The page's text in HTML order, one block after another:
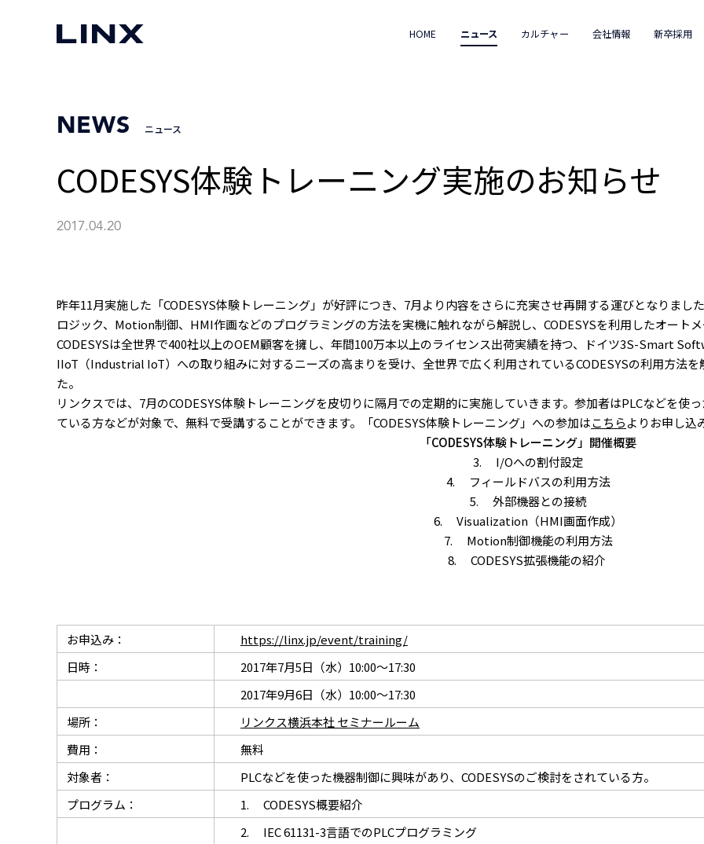
HOME ニュース カルチャー 会社情報 新卒採用
NEWS ニュース
CODESYS体験トレーニング実施のお知らせ
2017.04.20
昨年11月実施した「CODESYS体験トレーニング」が好評につき、7月より内容をさらに充実させ再開する運びとなりまし
ロジック、Motion制御、HMI作画などのプログラミングの方法を実機に触れながら解説し、CODESYSを利用したオート
CODESYSは全世界で400社以上のOEM顧客を擁し、年間100万本以上のライセンス出荷実績を持つ、ドイツ3S-Smart
IIoT（Industrial IoT）への取り組みに対するニーズの高まりを受け、全世界で広く利用されているCODESYSの利用方法
た。
リンクスでは、7月のCODESYS体験トレーニングを皮切りに隔月での定期的に実施していきます。参加者はPLCなどを使
ている方などが対象で、無料で受講することができます。「CODESYS体験トレーニング」への参加はこちらよりお申し込
「CODESYS体験トレーニング」開催概要
3. I/Oへの割付設定
4. フィールドバスの利用方法
5. 外部機器との接続
6. Visualization（HMI画面作成）
7. Motion制御機能の利用方法
8. CODESYS拡張機能の紹介
お申込み：
https://linx.jp/event/training/
日時：
2017年7月5日（水）10:00～17:30
2017年9月6日（水）10:00～17:30
場所：
リンクス横浜本社 セミナールーム
費用：
無料
対象者：
PLCなどを使った機器制御に興味があり、CODESYSのご検討をされている方。
プログラム：
1. CODESYS概要紹介
2. IEC 61131-3言語でのPLCプログラミング